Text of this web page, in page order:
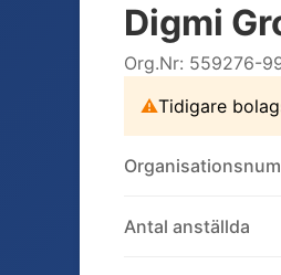
Digmi
Org.Nr: 559276-
⚠Tidigare
Antal anställda